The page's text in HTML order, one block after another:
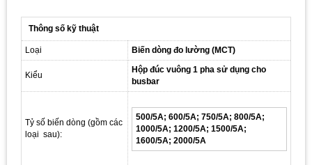
Thông số kỹ thuật
Loại Biến dòng đo lường (MCT)
Kiểu
Hộp đúc vuông 1 pha sử dụng cho
busbar
Tỷ số biến dòng (gồm các
loại sau):
500/5A; 600/5A; 750/5A; 800/5A;
1000/5A; 1200/5A; 1500/5A;
1600/5A; 2000/5A